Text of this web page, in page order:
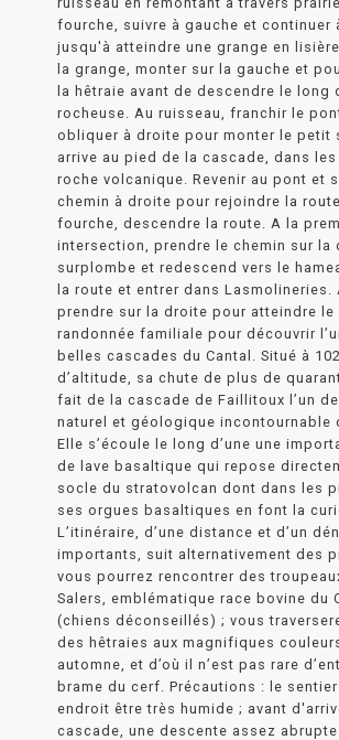
fourche, suivre à gauche et continuer
jusqu'à atteindre une grange en
la grange, monter sur la gauche et
la hêtraie avant de descendre le long
rocheuse. Au ruisseau, franchir le
obliquer à droite pour monter le petit
arrive au pied de la cascade, dans
roche volcanique. Revenir au pont et
chemin à droite pour rejoindre la
fourche, descendre la route. A la
intersection, prendre le chemin sur la
surplombe et redescend vers le
la route et entrer dans Lasmolineries.
prendre sur la droite pour atteindre le
randonnée familiale pour découvrir
belles cascades du Cantal. Situé à
d’altitude, sa chute de plus de
fait de la cascade de Faillitoux l’un
naturel et géologique incontournable
Elle s’écoule le long d’une une
de lave basaltique qui repose
socle du stratovolcan dont dans les
ses orgues basaltiques en font la
L’itinéraire, d’une distance et d’un
importants, suit alternativement des
vous pourrez rencontrer des
Salers, emblématique race bovine du
(chiens déconseillés) ; vous
des hêtraies aux magnifiques
automne, et d’où il n’est pas rare
brame du cerf. Précautions : le
endroit être très humide ; avant
cascade, une descente assez